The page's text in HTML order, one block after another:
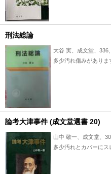
刑法総論
大谷 実、成文堂、336,
多少汚れ傷みがありま
論考大津事件 (成文堂選書 20)
山中 敬一、成文堂、
多少汚れとカバーにス